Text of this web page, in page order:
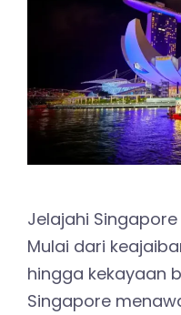
Jelajahi
Mulai dari
hingga kekayaan
Singapore